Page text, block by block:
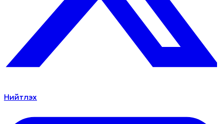
Нийтлэх